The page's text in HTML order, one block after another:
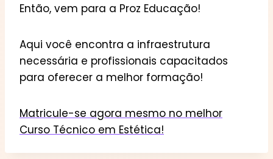
Então, vem para a Proz Educação!
Aqui você encontra a infraestrutura
necessária e profissionais capacitados
para oferecer a melhor formação!
Matricule-se agora mesmo no melhor
Curso Técnico em Estética!